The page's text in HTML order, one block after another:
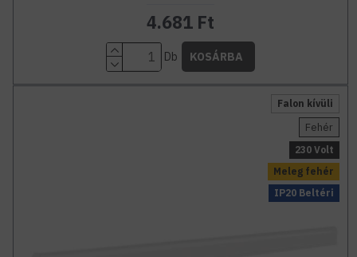
4.681 Ft
Db KOSÁRBA
Meleg fehér
Falon kívüli
IP20 Beltéri
Fehér
230 Volt